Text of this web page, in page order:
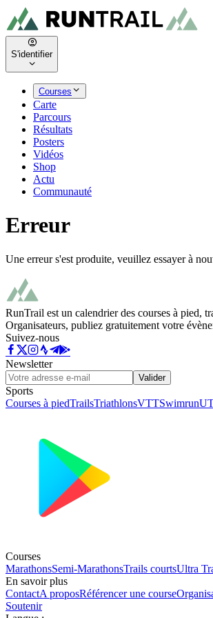
S'identifier
Courses
Carte
Parcours
Résultats
Posters
Vidéos
Shop
Actu
Communauté
Erreur
Une erreur s'est produite, veuillez essayer à
RunTrail est un calendrier des courses à pied,
Organisateurs, publiez gratuitement votre
Suivez-nous
Newsletter
Valider
Sports
Courses à piedTrailsTriathlonsVTTSwimrun
Courses
MarathonsSemi-MarathonsTrails courtsUltra
En savoir plus
ContactA proposRéférencer une course
Soutenir